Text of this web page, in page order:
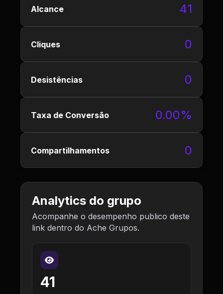
Alcance 41
Cliques 0
Desistências 0
Taxa de Conversão 0.00%
Compartilhamentos 0
Analytics do grupo
Acompanhe o desempenho publico deste
link dentro do Ache Grupos.
41